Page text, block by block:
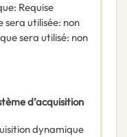
: Requise
sera utilisée: non
sera utilisé: non
d’acquisition
dynamique